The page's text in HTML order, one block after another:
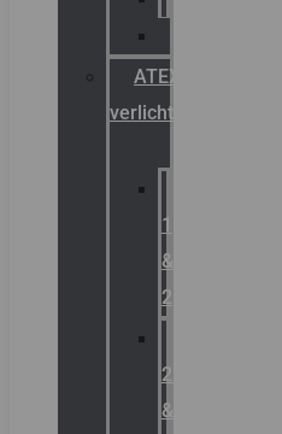
ATEX
verlichting
1
&
2
21
&